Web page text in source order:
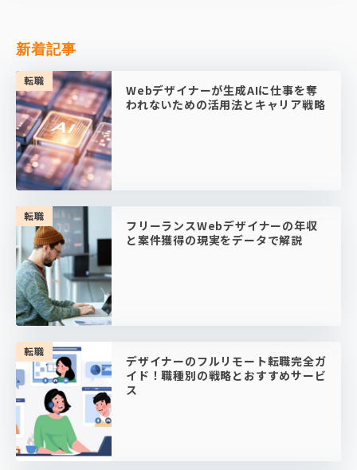
新着記事
転職
Webデザイナーが生成AIに仕事を奪
われないための活用法とキャリア戦略
転職
フリーランスWebデザイナーの年収
と案件獲得の現実をデータで解説
転職
デザイナーのフルリモート転職完全ガ
イド！職種別の戦略とおすすめサービ
ス